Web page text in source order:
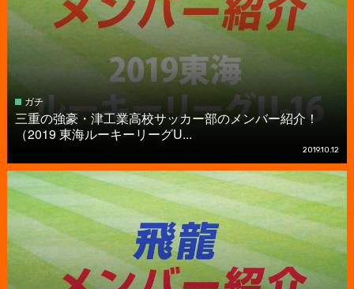
ガチ
三重の強豪・津工業高校サッカー部のメンバー紹介！
（2019 東海ルーキーリーグU...
2019.10.12